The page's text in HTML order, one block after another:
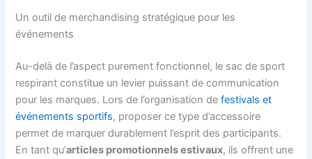
Un outil de merchandising stratégique pour les
événements
Au-delà de l’aspect purement fonctionnel, le sac de sport
respirant constitue un levier puissant de communication
pour les marques. Lors de l’organisation defestivals et
événements sportifs, proposer ce type d’accessoire
permet de marquer durablement l’esprit des participants.
En tant qu’articles promotionnels estivaux, ils offrent une